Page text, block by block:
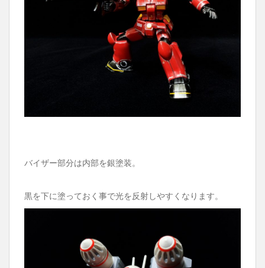
バイザー部分は内部を銀塗装。
黒を下に塗っておく事で光を反射しやすくなります。